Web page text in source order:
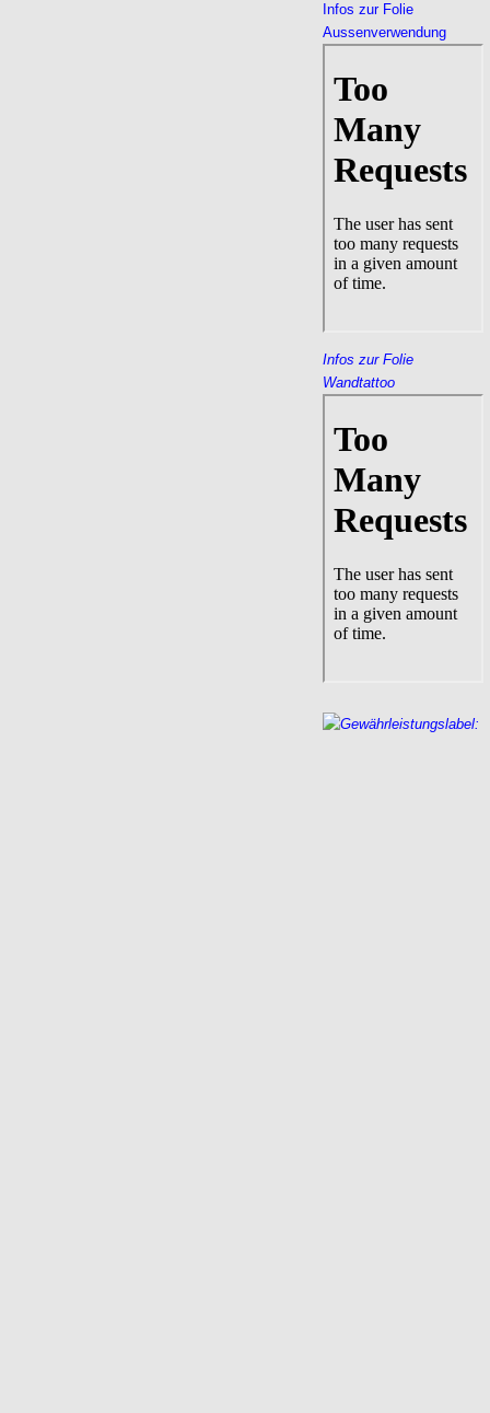
Infos zur Folie
Aussenverwendung
Infos zur Folie
Wandtattoo